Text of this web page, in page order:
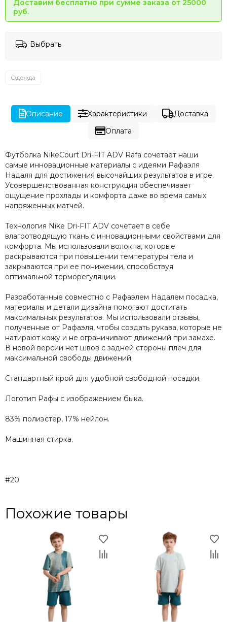
Доставим бесплатно при сумме заказа от 25000
руб.
Выбрать
Одежда
Описание Характеристики
Доставка
Оплата
Футболка NikeCourt Dri-FIT ADV Rafa сочетает наши
самые инновационные материалы с идеями Рафаэля
Надаля для достижения высочайших результатов в игре.
Усовершенствованная конструкция обеспечивает
ощущение прохлады и комфорта даже во время самых
напряженных матчей.
Технология Nike Dri-FIT ADV сочетает в себе
влагоотводящую ткань с инновационными свойствами для
комфорта. Мы использовали волокна, которые
раскрываются при повышении температуры тела и
закрываются при ее понижении, способствуя
оптимальной терморегуляции.
Разработанные совместно с Рафаэлем Надалем посадка,
материалы и детали дизайна помогают достигать
максимальных результатов. Мы использовали отзывы,
полученные от Рафаэля, чтобы создать рукава, которые не
натирают кожу и не ограничивают движений при замахе.
В новой версии нет швов с задней стороны плеч для
максимальной свободы движений.
Стандартный крой для удобной свободной посадки.
Логотип Рафы с изображением быка.
83% полиэстер, 17% нейлон.
Машинная стирка.
#20
Похожие товары